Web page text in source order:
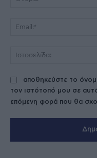
αποθηκεύστε το
τον ιστότοπό μου σε
επόμενη φορά που θα